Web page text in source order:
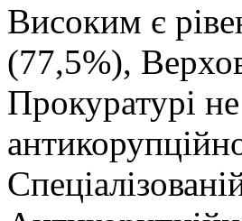
Високим є
(77,5%),
Прокуратурі